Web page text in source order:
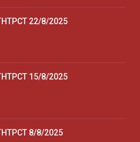
22/8/2025
15/8/2025
8/8/2025